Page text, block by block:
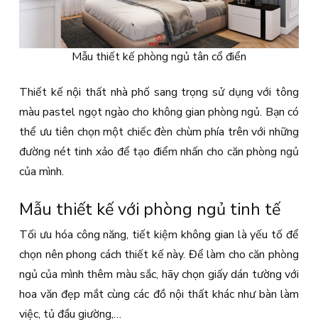
Mẫu thiết kế phòng ngủ tân cổ điển
Thiết kế nội thất nhà phố sang trọng sử dụng với tông
màu pastel ngọt ngào cho không gian phòng ngủ. Bạn có
thể ưu tiên chọn một chiếc đèn chùm phía trên với những
đường nét tinh xảo để tạo điểm nhấn cho căn phòng ngủ
của mình.
Mẫu thiết kế với phòng ngủ tinh tế
Tối ưu hóa công năng, tiết kiệm không gian là yếu tố để
chọn nên phong cách thiết kế này. Để làm cho căn phòng
ngủ của mình thêm màu sắc, hãy chọn giấy dán tường với
hoa văn đẹp mắt cùng các đồ nội thất khác như bàn làm
việc, tủ đầu giường,…